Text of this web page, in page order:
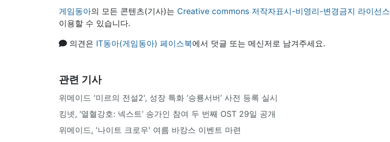
게임동아의 모든 콘텐츠(기사)는 Creative commons 저작자표시-비영리-변경금지 라이선스
이용할 수 있습니다.
의견은 IT동아(게임동아) 페이스북에서 덧글 또는 메신저로 남겨주세요.
관련 기사
위메이드 '미르의 전설2', 성장 특화 ‘승룡서버’ 사전 등록 실시
킹넷, ‘열혈강호: 넥스트’ 송가인 참여 두 번째 OST 29일 공개
위메이드, '나이트 크로우' 여름 바캉스 이벤트 마련